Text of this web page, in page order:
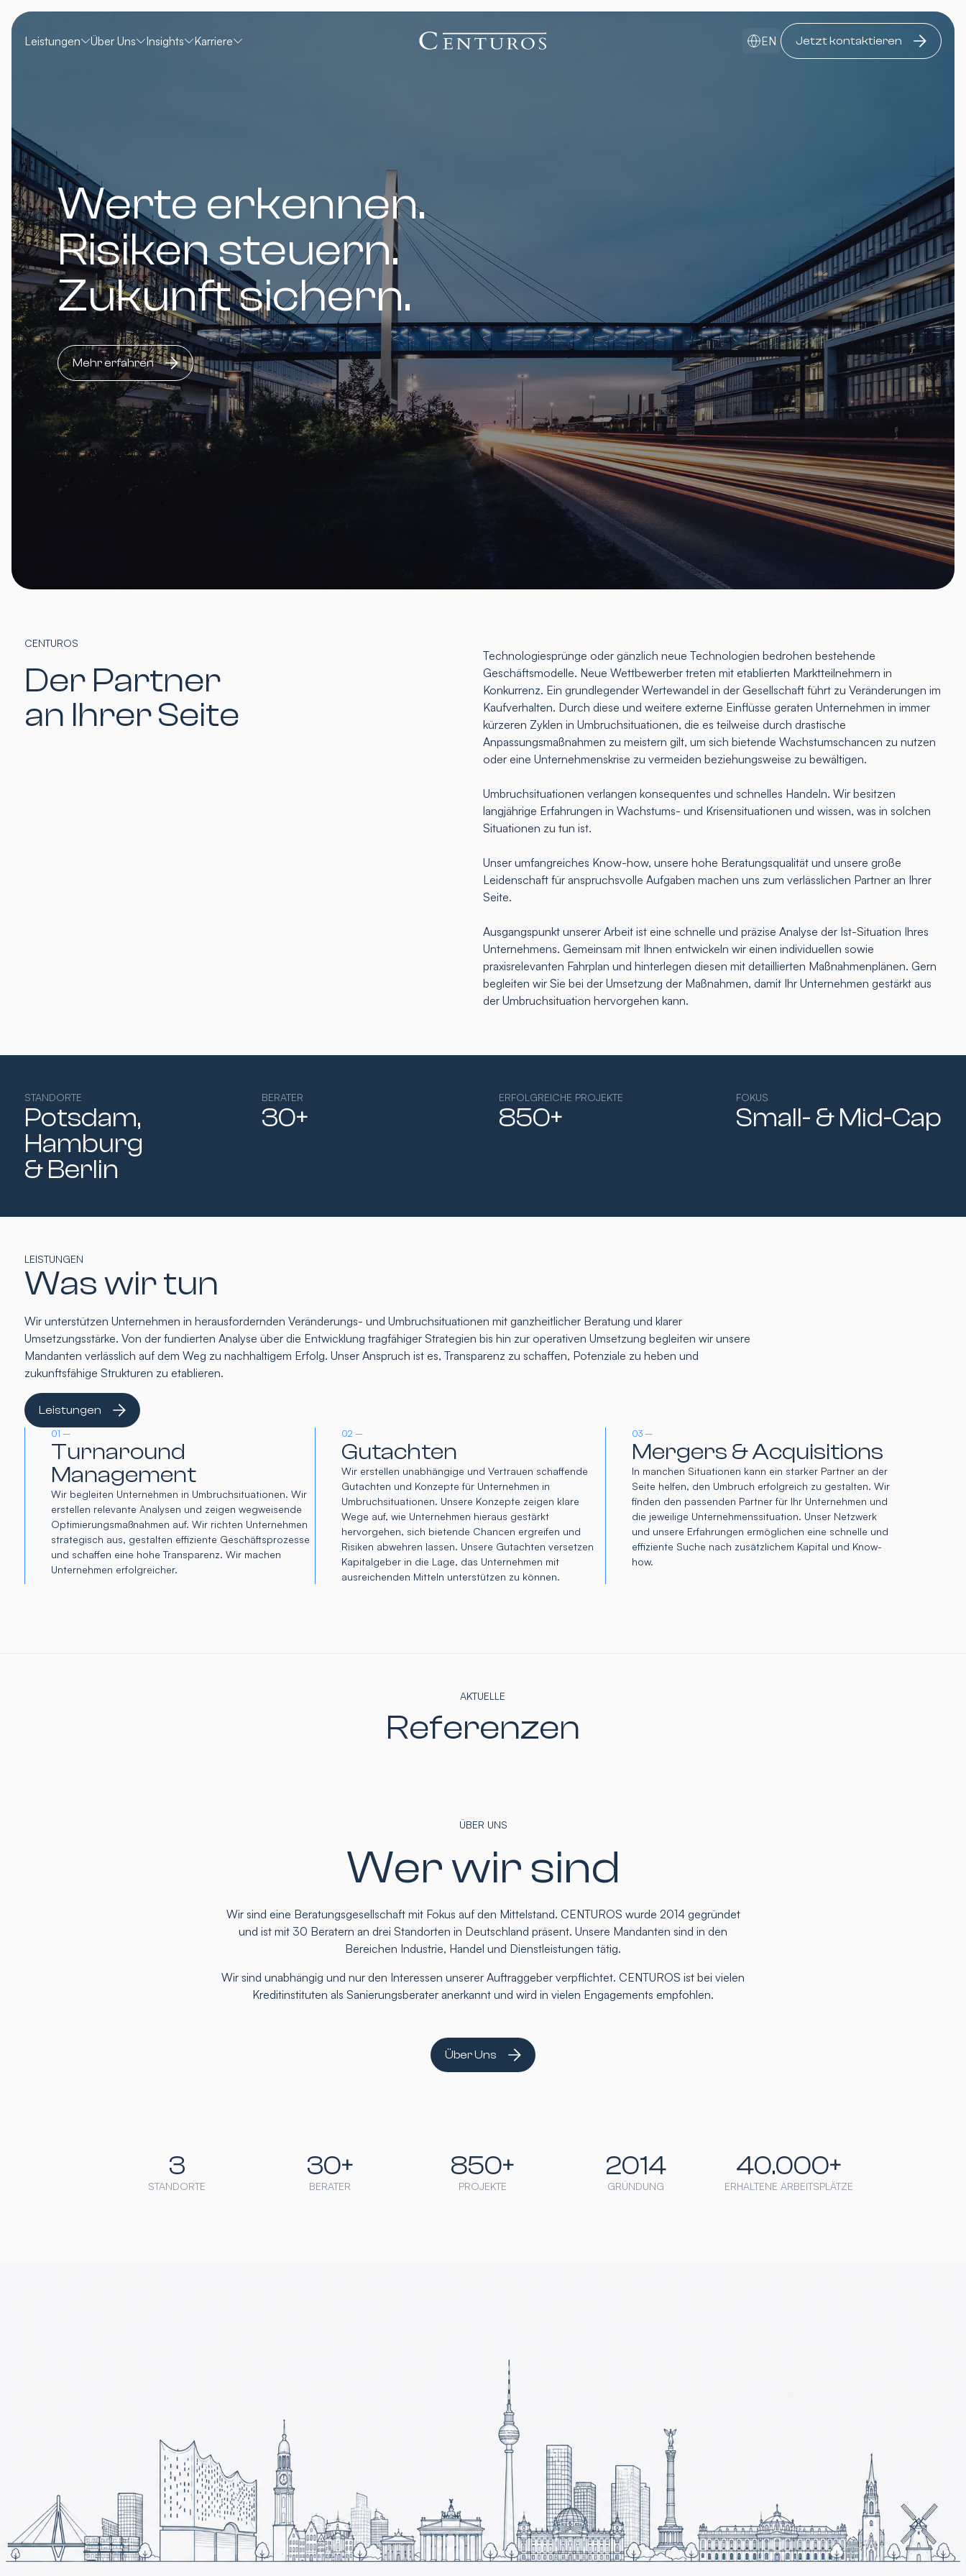
Leistungen Über Uns Insights Karriere EN Jetzt kontaktieren
Werte erkennen.
Risiken steuern.
Zukunft sichern.
Mehr erfahren
CENTUROS
Der Partner
an Ihrer Seite
Technologiesprünge oder gänzlich neue Technologien bedrohen bestehende
Geschäftsmodelle. Neue Wettbewerber treten mit etablierten Marktteilnehmern in
Konkurrenz. Ein grundlegender Wertewandel in der Gesellschaft führt zu Veränderungen im
Kaufverhalten. Durch diese und weitere externe Einflüsse geraten Unternehmen in immer
kürzeren Zyklen in Umbruchsituationen, die es teilweise durch drastische
Anpassungsmaßnahmen zu meistern gilt, um sich bietende Wachstumschancen zu nutzen
oder eine Unternehmenskrise zu vermeiden beziehungsweise zu bewältigen.
Umbruchsituationen verlangen konsequentes und schnelles Handeln. Wir besitzen
langjährige Erfahrungen in Wachstums- und Krisensituationen und wissen, was in solchen
Situationen zu tun ist.
Unser umfangreiches Know-how, unsere hohe Beratungsqualität und unsere große
Leidenschaft für anspruchsvolle Aufgaben machen uns zum verlässlichen Partner an Ihrer
Seite.
Ausgangspunkt unserer Arbeit ist eine schnelle und präzise Analyse der Ist-Situation Ihres
Unternehmens. Gemeinsam mit Ihnen entwickeln wir einen individuellen sowie
praxisrelevanten Fahrplan und hinterlegen diesen mit detaillierten Maßnahmenplänen. Gern
begleiten wir Sie bei der Umsetzung der Maßnahmen, damit Ihr Unternehmen gestärkt aus
der Umbruchsituation hervorgehen kann.
STANDORTE
Potsdam,
Hamburg​
& Berlin
BERATER
30+
ERFOLGREICHE PROJEKTE
850+
FOKUS
Small- & Mid-Cap​
LEISTUNGEN
Was wir tun
Wir unterstützen Unternehmen in herausfordernden Veränderungs- und Umbruchsituationen mit ganzheitlicher Beratung und klarer
Umsetzungsstärke. Von der fundierten Analyse über die Entwicklung tragfähiger Strategien bis hin zur operativen Umsetzung begleiten wir unsere
Mandanten verlässlich auf dem Weg zu nachhaltigem Erfolg. Unser Anspruch ist es, Transparenz zu schaffen, Potenziale zu heben und
zukunftsfähige Strukturen zu etablieren.
Leistungen
01 –
Turnaround
Management
Wir begleiten Unternehmen in Umbruchsituationen. Wir
erstellen relevante Analysen und zeigen wegweisende
Optimierungsmaßnahmen auf. Wir richten Unternehmen
strategisch aus, gestalten effiziente Geschäftsprozesse
und schaffen eine hohe Transparenz. Wir machen
Unternehmen erfolgreicher.
02 –
Gutachten
Wir erstellen unabhängige und Vertrauen schaffende
Gutachten und Konzepte für Unternehmen in
Umbruchsituationen. Unsere Konzepte zeigen klare
Wege auf, wie Unternehmen hieraus gestärkt
hervorgehen, sich bietende Chancen ergreifen und
Risiken abwehren lassen. Unsere Gutachten versetzen
Kapitalgeber in die Lage, das Unternehmen mit
ausreichenden Mitteln unterstützen zu können.
03 –
Mergers & Acquisitions
In manchen Situationen kann ein starker Partner an der
Seite helfen, den Umbruch erfolgreich zu gestalten. Wir
finden den passenden Partner für Ihr Unternehmen und
die jeweilige Unternehmenssituation. Unser Netzwerk
und unsere Erfahrungen ermöglichen eine schnelle und
effiziente Suche nach zusätzlichem Kapital und Know-
how.
AKTUELLE
Referenzen
ÜBER UNS
Wer wir sind
Wir sind eine Beratungsgesellschaft mit Fokus auf den Mittelstand. CENTUROS wurde 2014 gegründet
und ist mit 30 Beratern an drei Standorten in Deutschland präsent. Unsere Mandanten sind in den
Bereichen Industrie, Handel und Dienstleistungen tätig.
Wir sind unabhängig und nur den Interessen unserer Auftraggeber verpflichtet. CENTUROS ist bei vielen
Kreditinstituten als Sanierungsberater anerkannt und wird in vielen Engagements empfohlen.
Über Uns
STANDORTE
3
BERATER
30+
PROJEKTE
850+
GRÜNDUNG
2014
ERHALTENE ARBEITSPLÄTZE
40.000+